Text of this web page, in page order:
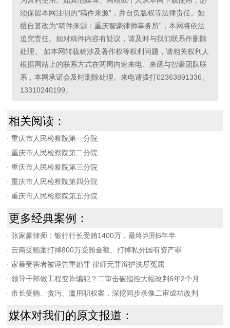
须保留本网注明的“稿件来源”，并自负版权等法律责任。如
擅自篡改为“稿件来源：重庆智豪律师事务所”，本网将依法
追究责任。如对稿件内容有疑议，请及时与我们联系作删除
处理。 如本网转载稿涉及著作权等权利问题，请相关权利人
根据网站上的联系方式在两周内速来电、来函与智豪团队联
系，本网承诺会及时删除处理。来电请拨打02363891336、
13310240199。
相关阅读：
· 重庆市人民检察院第一分院
· 重庆市人民检察院第二分院
· 重庆市人民检察院第三分院
· 重庆市人民检察院第四分院
· 重庆市人民检察院第五分院
更多经典案例：
· 张家豪律师：银行行长受贿1400万，最终判刑6年半
· 云南受贿案打掉800万受贿金额、打掉私分国有资产罪
· 家暴受害者被诬告重婚罪 律师无罪辩护洗尽冤屈
· 领导干部做工程变诈骗犯？二审击破指控大幅改判6年2个月
· 市长受贿、贪污、滥用职权案，深挖同步录像二审成功改判
媒体对我们的原文报道：